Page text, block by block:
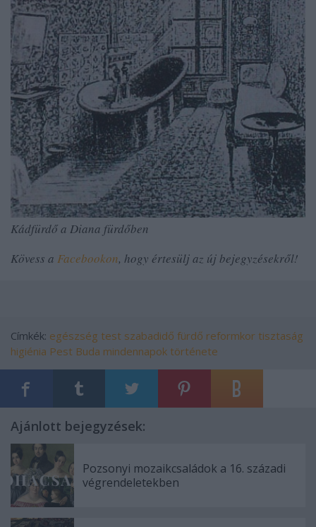
Kádfürdő a Diana fürdőben
Kövess a Facebookon, hogy értesülj az új bejegyzésekről!
Címkék: egészség test szabadidő fürdő reformkor tisztaság
higiénia Pest Buda mindennapok története
Ajánlott bejegyzések:
Pozsonyi mozaikcsaládok a 16. századi
végrendeletekben